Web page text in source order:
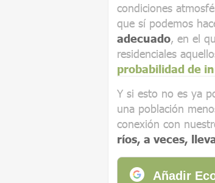
condiciones
que sí podemos
adecuado, en el
residenciales
probabilidad de
Y si esto no es ya
una población
conexión con
ríos, a veces,
Añadir